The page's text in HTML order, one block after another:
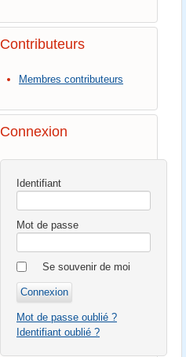
Contributeurs
Membres contributeurs
Connexion
Identifiant
Mot de passe
Se souvenir de moi
Mot de passe oublié ?
Identifiant oublié ?